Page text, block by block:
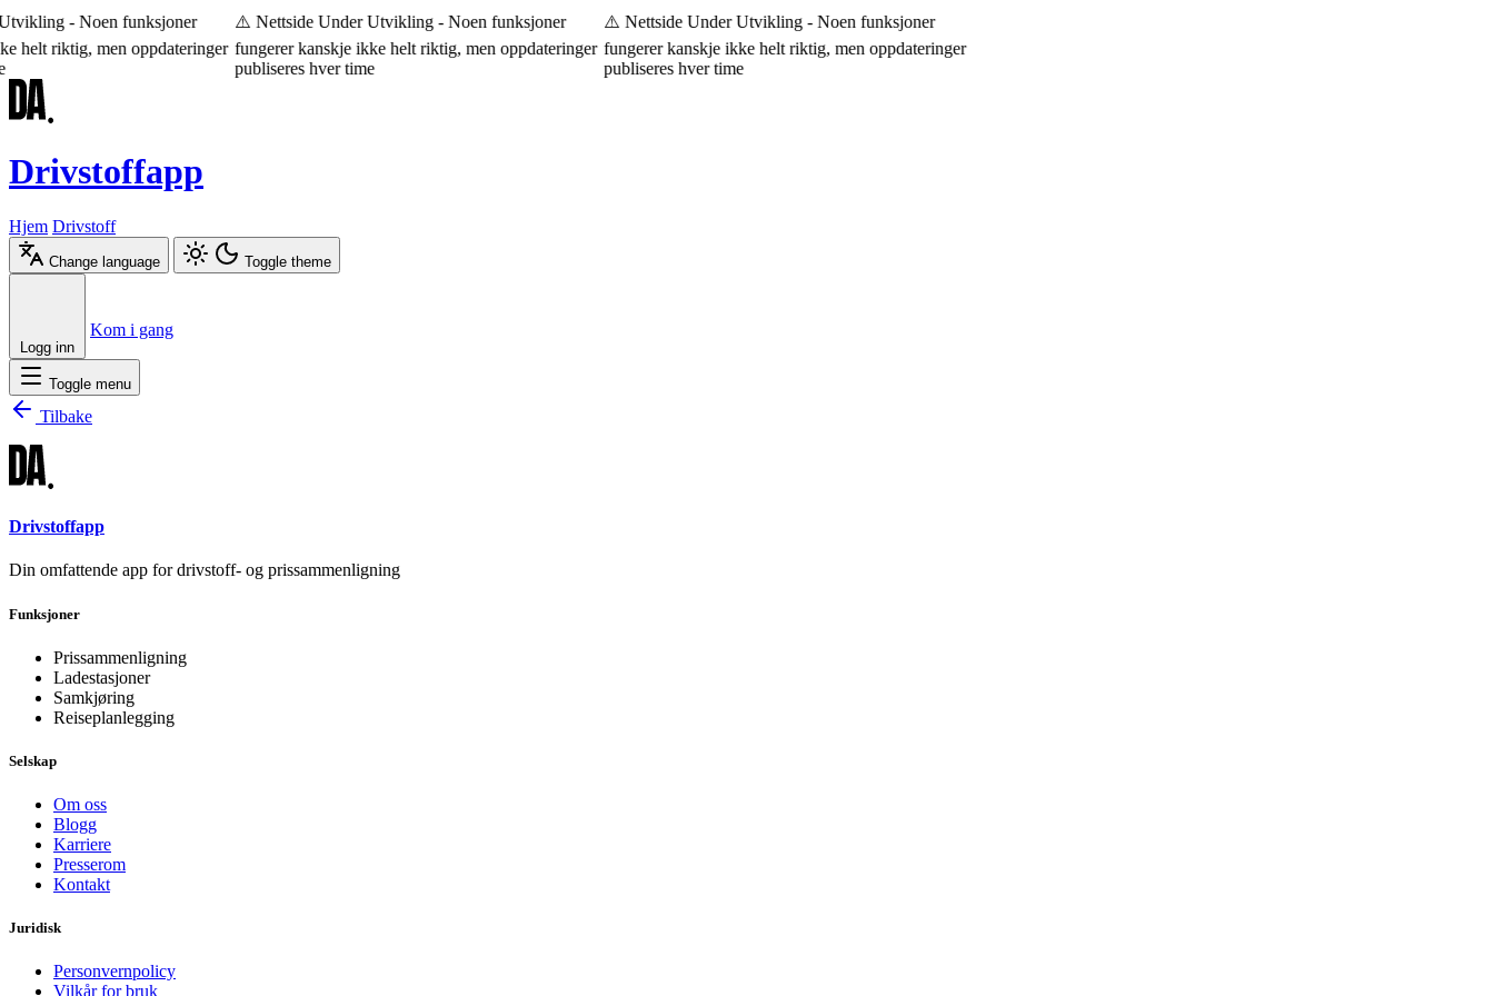
- Noen funksjoner
helt riktig, men oppdateringer
⚠️ Nettside Under Utvikling - Noen funksjoner
fungerer kanskje ikke helt riktig, men oppdateringer
publiseres hver time
⚠️ Nettside Under Utvikling - Noen funksjoner
fungerer kanskje ikke helt riktig, men oppdateringer
publiseres hver time
Drivstoffapp
Hjem Drivstoff
Change language Toggle theme
Logg inn
Kom i gang
Toggle menu
Tilbake
Drivstoffapp
Din omfattende app for drivstoff- og prissammenligning
Funksjoner
Prissammenligning
Ladestasjoner
Samkjøring
Reiseplanlegging
Selskap
Om oss
Blogg
Karriere
Presserom
Kontakt
Juridisk
Personvernpolicy
Vilkår for bruk